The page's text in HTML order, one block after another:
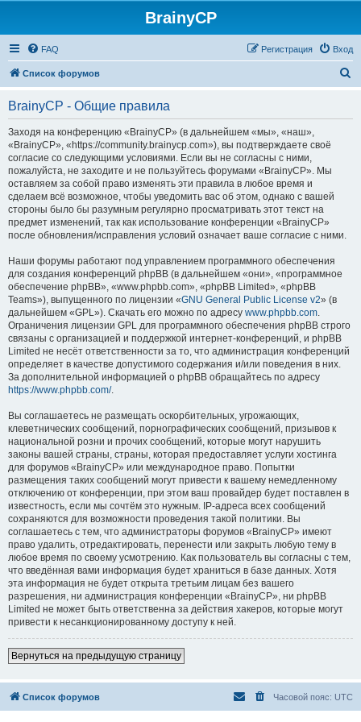
BrainyCP
FAQ Вход
Регистрация
Список форумов
BrainyCP - Общие правила
Заходя на конференцию «BrainyCP» (в дальнейшем «мы», «наш»,
«BrainyCP», «https://community.brainycp.com»), вы подтверждаете своё
согласие со следующими условиями. Если вы не согласны с ними,
пожалуйста, не заходите и не пользуйтесь форумами «BrainyCP». Мы
оставляем за собой право изменять эти правила в любое время и
сделаем всё возможное, чтобы уведомить вас об этом, однако с вашей
стороны было бы разумным регулярно просматривать этот текст на
предмет изменений, так как использование конференции «BrainyCP»
после обновления/исправления условий означает ваше согласие с ними.
Наши форумы работают под управлением программного обеспечения
для создания конференций phpBB (в дальнейшем «они», «программное
обеспечение phpBB», «www.phpbb.com», «phpBB Limited», «phpBB
Teams»), выпущенного по лицензии «GNU General Public License v2» (в
дальнейшем «GPL»). Скачать его можно по адресу www.phpbb.com.
Ограничения лицензии GPL для программного обеспечения phpBB строго
связаны с организацией и поддержкой интернет-конференций, и phpBB
Limited не несёт ответственности за то, что администрация конференций
определяет в качестве допустимого содержания и/или поведения в них.
За дополнительной информацией о phpBB обращайтесь по адресу
https://www.phpbb.com/.
Вы соглашаетесь не размещать оскорбительных, угрожающих,
клеветнических сообщений, порнографических сообщений, призывов к
национальной розни и прочих сообщений, которые могут нарушить
законы вашей страны, страны, которая предоставляет услуги хостинга
для форумов «BrainyCP» или международное право. Попытки
размещения таких сообщений могут привести к вашему немедленному
отключению от конференции, при этом ваш провайдер будет поставлен в
известность, если мы сочтём это нужным. IP-адреса всех сообщений
сохраняются для возможности проведения такой политики. Вы
соглашаетесь с тем, что администраторы форумов «BrainyCP» имеют
право удалить, отредактировать, перенести или закрыть любую тему в
любое время по своему усмотрению. Как пользователь вы согласны с тем,
что введённая вами информация будет храниться в базе данных. Хотя
эта информация не будет открыта третьим лицам без вашего
разрешения, ни администрация конференции «BrainyCP», ни phpBB
Limited не может быть ответственна за действия хакеров, которые могут
привести к несанкционированному доступу к ней.
Вернуться на предыдущую страницу
Список форумов Часовой пояс: UTC